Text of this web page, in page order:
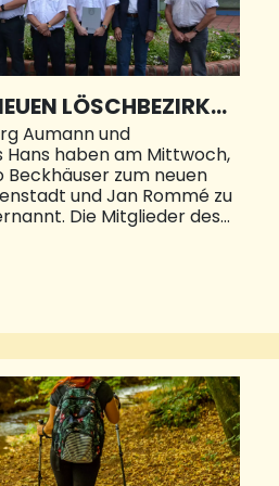
LÖSCHBEZIRKSF
Aumann und
haben am Mittwoch,
Beckhäuser zum neuen
und Jan Rommé zu
Die Mitglieder des
zuvor in diese
nachdem der bisherige
in die Alterswehr
Bock in die Freiwillige
1989 hauptberuflicher
Seit 2018 war er als
Oberbürgermeister
Stefan Bock für sein
als aktives Mitglied und